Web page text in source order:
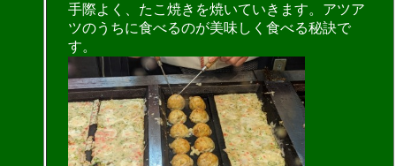
手際よく、たこ焼きを焼いていきます。アツア
ツのうちに食べるのが美味しく食べる秘訣で
す。